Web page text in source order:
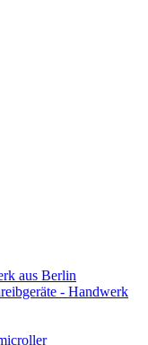
aus Berlin
- Handwerk